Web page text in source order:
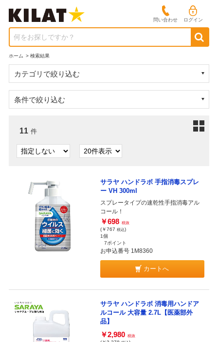
問い合わせ ログイン
何をお探しですか？
ホーム > 検索結果
カテゴリで絞り込む
条件で絞り込む
11 件
サラヤ ハンドラボ 手指消毒スプレ
ー VH 300ml
スプレータイプの速乾性手指消毒アル
コール！
￥698 税抜
(￥767 税込)
1個
7ポイント
お申込番号 1M8360
カートへ
サラヤ ハンドラボ 消毒用ハンドア
ルコール 大容量 2.7L【医薬部外
品】
￥2,980 税抜